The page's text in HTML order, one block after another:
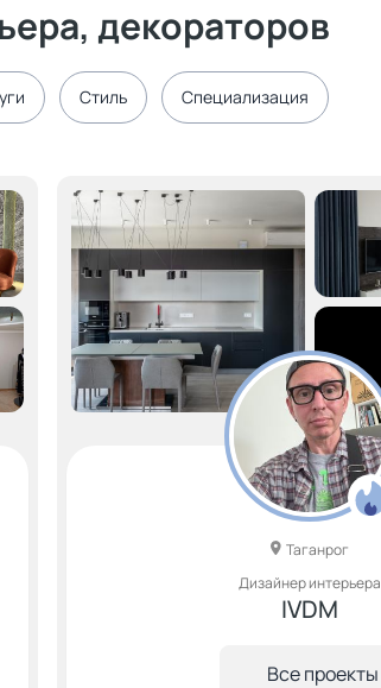
декораторов
Стиль Специализация
Таганрог
Дизайнер интерьера
IVDM
Все проекты